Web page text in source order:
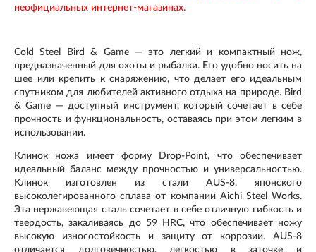
неофициальных интернет-магазинах.
Cold Steel Bird & Game— это легкий и компактный нож,
предназначенный для охоты и рыбалки. Его удобно носить на
шее или крепить к снаряжению, что делает его идеальным
спутником для любителей активного отдыха на природе. Bird
& Game — доступный инструмент, который сочетает в себе
прочность и функциональность, оставаясь при этом легким в
использовании.
Клинок ножа имеет форму Drop-Point, что обеспечивает
идеальный баланс между прочностью и универсальностью.
Клинок изготовлен из стали AUS-8, японского
высоколегированного сплава от компании Aichi Steel Works.
Эта нержавеющая сталь сочетает в себе отличную гибкость и
твердость, закаливаясь до 59 HRC, что обеспечивает ножу
высокую износостойкость и защиту от коррозии. AUS-8